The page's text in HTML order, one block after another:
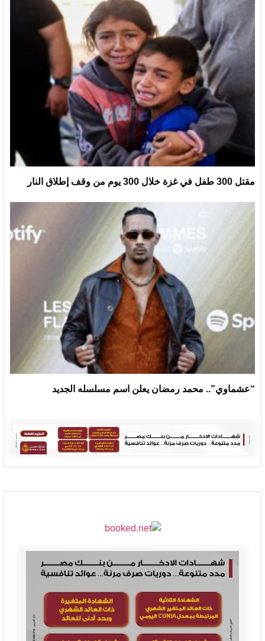
مقتل 300 طفل في غزة خلال 300 يوم من وقف إطلاق النار
“عشماوي”.. محمد رمضان يعلن اسم مسلسله الجديد